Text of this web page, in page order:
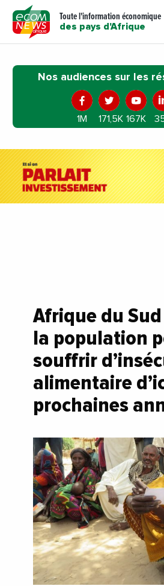
Toute l'information économique
des pays d'Afrique
Nos audiences sur les
1M 171,5K 167K
Afrique du
la population
souffrir
alimentaire
prochaines